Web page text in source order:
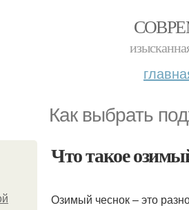
Как выбрать
Что такое
Озимый чеснок – это